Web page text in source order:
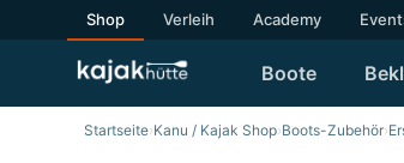
Shop Verleih Academy
Boote
Startseite›Kanu / Kajak Shop›Boots-Zubehör›